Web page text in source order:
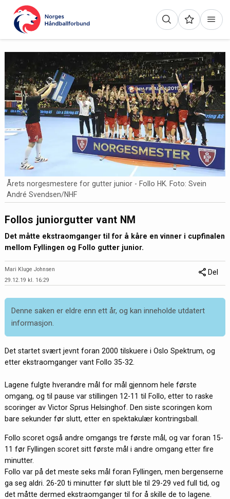
Årets norgesmestere for gutter junior - Follo HK. Foto: Svein
André Svendsen/NHF
Follos juniorgutter vant NM
Det måtte ekstraomganger til for å kåre en vinner i cupfinalen
mellom Fyllingen og Follo gutter junior.
Mari Kluge Johnsen
29.12.19 kl. 16:29
Del
Denne saken er eldre enn ett år, og kan inneholde utdatert
informasjon.
Det startet svært jevnt foran 2000 tilskuere i Oslo Spektrum, og
etter ekstraomganger vant Follo 35-32.
Lagene fulgte hverandre mål for mål gjennom hele første
omgang, og til pause var stillingen 12-11 til Follo, etter to raske
scoringer av Victor Sprus Helsinghof. Den siste scoringen kom
bare sekunder før slutt, etter en spektakulær kontringsball.
Follo scoret også andre omgangs tre første mål, og var foran 15-
11 før Fyllingen scoret sitt første mål i andre omgang etter fire
minutter.
Follo var på det meste seks mål foran Fyllingen, men bergenserne
ga seg aldri. 26-20 ti minutter før slutt ble til 29-29 ved full tid, og
det måtte dermed ekstraomganger til for å skille de to lagene.